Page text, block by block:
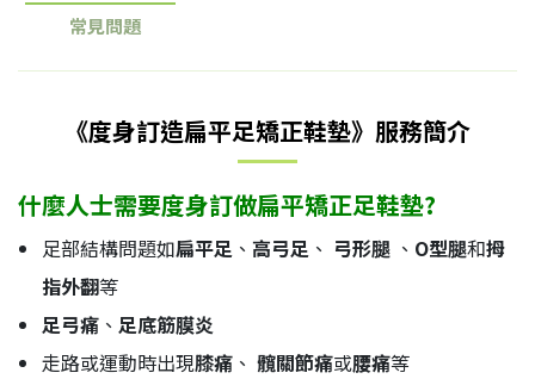
常見問題
《度身訂造扁平足矯正鞋墊》服務簡介
什麼人士需要度身訂做扁平矯正足鞋墊?
足部結構問題如扁平足 、 高弓足 、 弓形腿 、 O型腿和拇
指外翻等
足弓痛 、 足底筋膜炎
走路或運動時出現膝痛 、 髖關節痛或腰痛等